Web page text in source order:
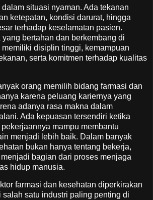
situasi nyaman. Ada tekanan
ketepatan, kondisi darurat, hingga
terhadap keselamatan pasien.
yang bertahan dan berkembang di
disiplin tinggi, kemampuan
serta komitmen terhadap kualitas
orang memilih bidang farmasi dan
karena peluang kariernya yang
adanya rasa makna dalam
Ada kepuasan tersendiri ketika
mampu membantu
menjadi lebih baik. Dalam banyak
bukan hanya tentang bekerja,
bagian dari proses menjaga
hidup manusia.
farmasi dan kesehatan diperkirakan
salah satu industri paling penting di